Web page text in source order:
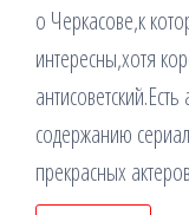
о Черкасове,к
интересны,хотя
содержанию
прекрасных